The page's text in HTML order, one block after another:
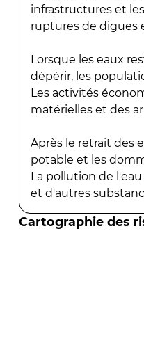
infrastructures et
ruptures de digues
Lorsque les eaux
dépérir, les
Les activités
matérielles et des
Après le retrait des
potable et les
La pollution de
et d'autres
Cartographie des